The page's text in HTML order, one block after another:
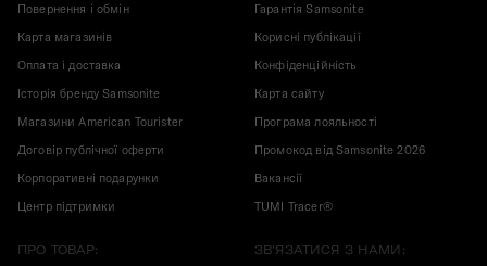
Повернення і обмін
Карта магазинів
Оплата і доставка
Історія бренду Samsonite
Магазини American Tourister
Договір публічної оферти
Корпоративні подарунки
Центр підтримки
Гарантія Samsonite
Корисні публікації
Конфіденційність
Карта сайту
Програма лояльності
Промокод від Samsonite 2026
Вакансії
TUMI Tracer®
ПРО ТОВАР: ЗВ'ЯЗАТИСЯ З НАМИ: